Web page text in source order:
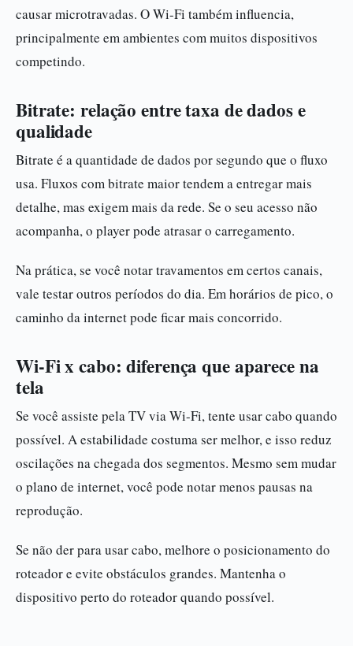
causar microtravadas. O Wi-Fi também influencia,
principalmente em ambientes com muitos dispositivos
competindo.
Bitrate: relação entre taxa de dados e
qualidade
Bitrate é a quantidade de dados por segundo que o fluxo
usa. Fluxos com bitrate maior tendem a entregar mais
detalhe, mas exigem mais da rede. Se o seu acesso não
acompanha, o player pode atrasar o carregamento.
Na prática, se você notar travamentos em certos canais,
vale testar outros períodos do dia. Em horários de pico, o
caminho da internet pode ficar mais concorrido.
Wi-Fi x cabo: diferença que aparece na
tela
Se você assiste pela TV via Wi-Fi, tente usar cabo quando
possível. A estabilidade costuma ser melhor, e isso reduz
oscilações na chegada dos segmentos. Mesmo sem mudar
o plano de internet, você pode notar menos pausas na
reprodução.
Se não der para usar cabo, melhore o posicionamento do
roteador e evite obstáculos grandes. Mantenha o
dispositivo perto do roteador quando possível.